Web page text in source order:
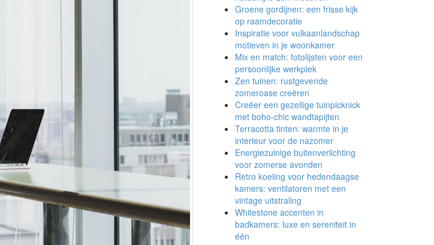
Groene gordijnen: een frisse kijk
op raamdecoratie
Inspiratie voor vulkaanlandschap
motieven in je woonkamer
Mix en match: fotolijsten voor een
persoonlijke werkplek
Zen tuinen: rustgevende
zomeroase creëren
Creëer een gezellige tuinpicknick
met boho-chic wandtapijten
Terracotta tinten: warmte in je
interieur voor de nazomer
Energiezuinige buitenverlichting
voor zomerse avonden
Retro koeling voor hedendaagse
kamers: ventilatoren met een
vintage uitstraling
Whitestone accenten in
badkamers: luxe en sereniteit in
één